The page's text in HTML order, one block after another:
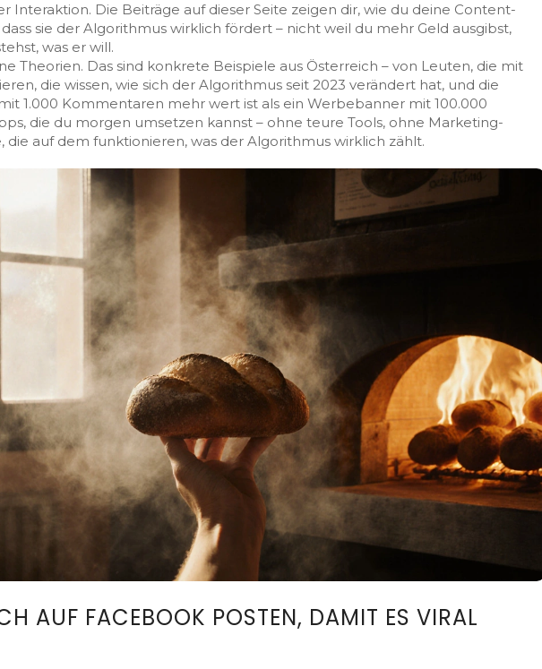
Interaktion. Die Beiträge auf dieser Seite zeigen dir, wie du deine Content-
sie der Algorithmus wirklich fördert – nicht weil du mehr Geld ausgibst,
was er will.
Theorien. Das sind konkrete Beispiele aus Österreich – von Leuten, die mit
die wissen, wie sich der Algorithmus seit 2023 verändert hat, und die
1.000 Kommentaren mehr wert ist als ein Werbebanner mit 100.000
die du morgen umsetzen kannst – ohne teure Tools, ohne Marketing-
die auf dem funktionieren, was der Algorithmus wirklich zählt.
AUF FACEBOOK POSTEN, DAMIT ES VIRAL